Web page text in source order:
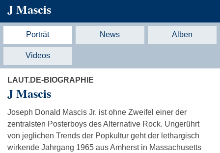
J Mascis
Porträt News Alben
Videos
LAUT.DE-BIOGRAPHIE
J Mascis
Joseph Donald Mascis Jr. ist ohne Zweifel einer der
zentralsten Posterboys des Alternative Rock. Ungerührt
von jeglichen Trends der Popkultur geht der lethargisch
wirkende Jahrgang 1965 aus Amherst in Massachusetts